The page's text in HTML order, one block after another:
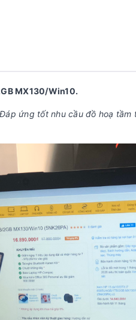
MX130/Win10.
ứng tốt nhu cầu đồ hoạ tầm